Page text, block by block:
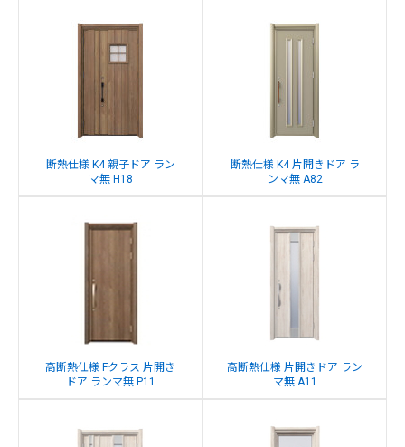
断熱仕様 K4 親子ドア ラン
マ無 H18
断熱仕様 K4 片開きドア ラ
ンマ無 A82
高断熱仕様 Fクラス 片開き
ドア ランマ無 P11
高断熱仕様 片開きドア ラン
マ無 A11